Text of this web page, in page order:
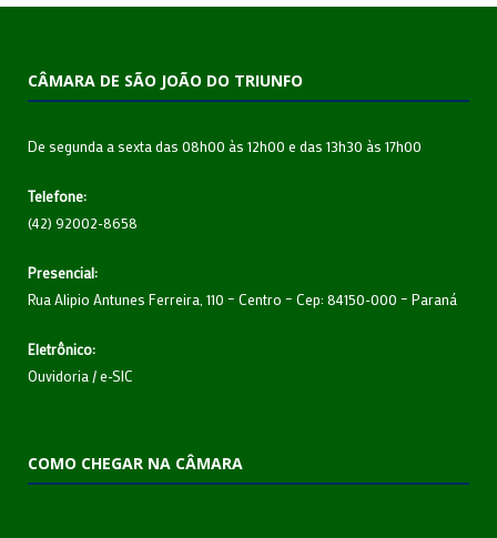
CÂMARA DE SÃO JOÃO DO TRIUNFO
De segunda a sexta das 08h00 às 12h00 e das 13h30 às 17h00
Telefone:
(42) 92002-8658
Presencial:
Rua Alipio Antunes Ferreira, 110 – Centro – Cep: 84150-000 – Paraná
Eletrônico:
Ouvidoria/e-SIC
COMO CHEGAR NA CÂMARA